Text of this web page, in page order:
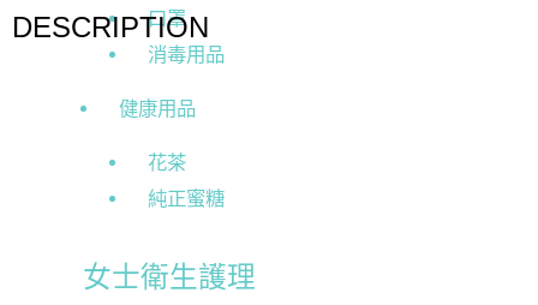
口罩
消毒用品
健康用品
花茶
純正蜜糖
女士衛生護理
DESCRIPTION